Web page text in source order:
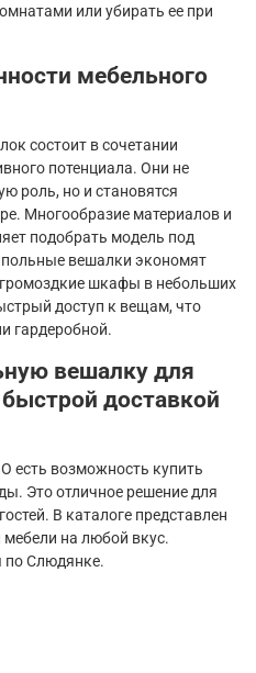
или убирать ее при
мебельного
состоит в сочетании
потенциала. Они не
роль, но и становятся
Многообразие материалов и
подобрать модель под
вешалки экономят
шкафы в небольших
доступ к вещам, что
гардеробной.
вешалку для
доставкой
есть возможность купить
Это отличное решение для
В каталоге представлен
на любой вкус.
по Слюдянке.